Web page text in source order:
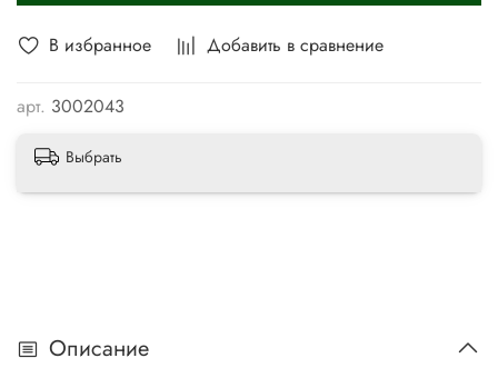
В избранное Добавить в сравнение
арт. 3002043
Выбрать
Описание